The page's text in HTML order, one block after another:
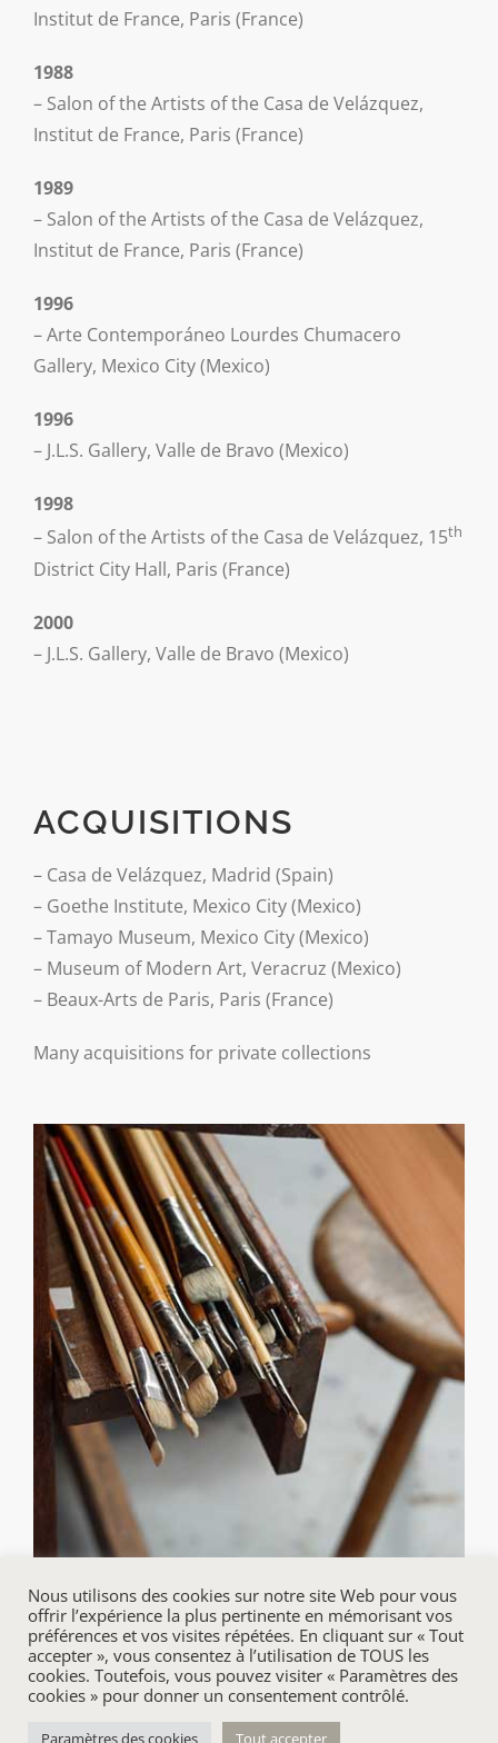
Institut de France, Paris (France)
1988
– Salon of the Artists of the Casa de Velázquez,
Institut de France, Paris (France)
1989
– Salon of the Artists of the Casa de Velázquez,
Institut de France, Paris (France)
1996
– Arte Contemporáneo Lourdes Chumacero
Gallery, Mexico City (Mexico)
1996
– J.L.S. Gallery, Valle de Bravo (Mexico)
1998
– Salon of the Artists of the Casa de Velázquez, 15th
District City Hall, Paris (France)
2000
– J.L.S. Gallery, Valle de Bravo (Mexico)
ACQUISITIONS
– Casa de Velázquez, Madrid (Spain)
– Goethe Institute, Mexico City (Mexico)
– Tamayo Museum, Mexico City (Mexico)
– Museum of Modern Art, Veracruz (Mexico)
– Beaux-Arts de Paris, Paris (France)
Many acquisitions for private collections
© 2020- 2026 Cécile Martial | Tous droits réservés, reproduction
interdite | Site créé par
Nous utilisons des cookies sur notre site Web pour vous
offrir l’expérience la plus pertinente en mémorisant vos
préférences et vos visites répétées. En cliquant sur « Tout
accepter », vous consentez à l’utilisation de TOUS les
cookies. Toutefois, vous pouvez visiter « Paramètres des
cookies » pour donner un consentement contrôlé.
Paramètres des cookies Tout accepter